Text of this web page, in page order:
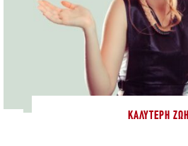
ΚΑΛΎΤΕΡΗ ΖΩΉ